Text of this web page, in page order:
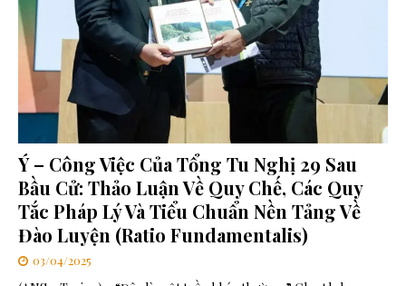
Ý – Công Việc Của Tổng Tu Nghị 29 Sau
Bầu Cử: Thảo Luận Về Quy Chế, Các Quy
Tắc Pháp Lý Và Tiểu Chuẩn Nền Tảng Về
Đào Luyện (Ratio Fundamentalis)
03/04/2025